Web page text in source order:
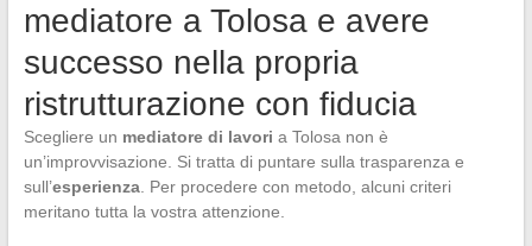
mediatore a Tolosa e avere
successo nella propria
ristrutturazione con fiducia
Scegliere un mediatore di lavori a Tolosa non è
un’improvvisazione. Si tratta di puntare sulla trasparenza e
sull’esperienza. Per procedere con metodo, alcuni criteri
meritano tutta la vostra attenzione.